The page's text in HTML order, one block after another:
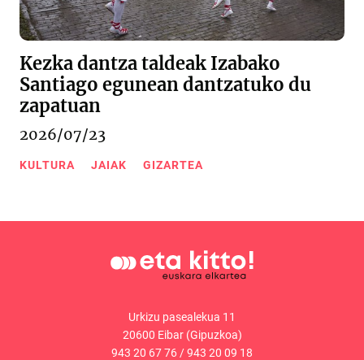
Kezka dantza taldeak Izabako
Santiago egunean dantzatuko du
zapatuan
2026/07/23
KULTURA JAIAK GIZARTEA
Urkizu pasealekua 11
20600 Eibar (Gipuzkoa)
943 20 67 76 /943 20 09 18